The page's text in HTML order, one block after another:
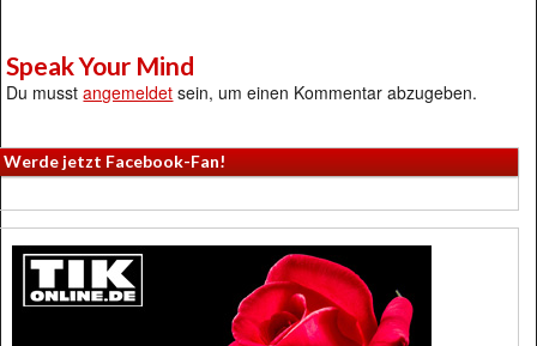
Speak Your Mind
Du musstangemeldet sein, um einen Kommentar abzugeben.
Werde jetzt Facebook-Fan!